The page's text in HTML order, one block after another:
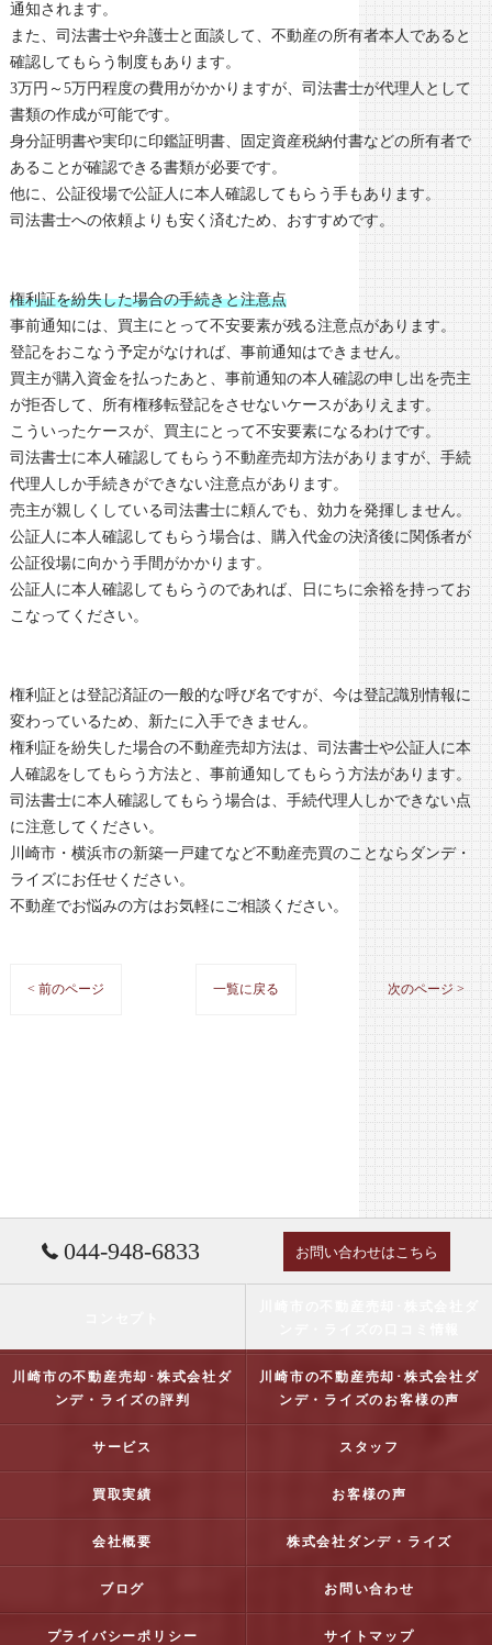
通知されます。
また、司法書士や弁護士と面談して、不動産の所有者本人であると
確認してもらう制度もあります。
3万円～5万円程度の費用がかかりますが、司法書士が代理人として
書類の作成が可能です。
身分証明書や実印に印鑑証明書、固定資産税納付書などの所有者で
あることが確認できる書類が必要です。
他に、公証役場で公証人に本人確認してもらう手もあります。
司法書士への依頼よりも安く済むため、おすすめです。
権利証を紛失した場合の手続きと注意点
事前通知には、買主にとって不安要素が残る注意点があります。
登記をおこなう予定がなければ、事前通知はできません。
買主が購入資金を払ったあと、事前通知の本人確認の申し出を売主
が拒否して、所有権移転登記をさせないケースがありえます。
こういったケースが、買主にとって不安要素になるわけです。
司法書士に本人確認してもらう不動産売却方法がありますが、手続
代理人しか手続きができない注意点があります。
売主が親しくしている司法書士に頼んでも、効力を発揮しません。
公証人に本人確認してもらう場合は、購入代金の決済後に関係者が
公証役場に向かう手間がかかります。
公証人に本人確認してもらうのであれば、日にちに余裕を持ってお
こなってください。
権利証とは登記済証の一般的な呼び名ですが、今は登記識別情報に
変わっているため、新たに入手できません。
権利証を紛失した場合の不動産売却方法は、司法書士や公証人に本
人確認をしてもらう方法と、事前通知してもらう方法があります。
司法書士に本人確認してもらう場合は、手続代理人しかできない点
に注意してください。
川崎市・横浜市の新築一戸建てなど不動産売買のことならダンデ・
ライズにお任せください。
不動産でお悩みの方はお気軽にご相談ください。
< 前のページ 一覧に戻る 次のページ >
044-948-6833 お問い合わせはこちら
川崎市の不動産売却･株式会社ダ
ンデ・ライズの評判
川崎市の不動産売却･株式会社ダ
ンデ・ライズのお客様の声
サービス スタッフ
買取実績 お客様の声
会社概要 株式会社ダンデ・ライズ
ブログ お問い合わせ
プライバシーポリシー サイトマップ